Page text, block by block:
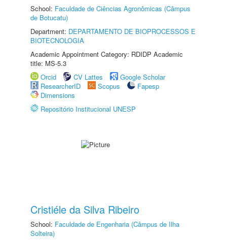
School: Faculdade de Ciências Agronômicas (Câmpus
de Botucatu)
Department: DEPARTAMENTO DE BIOPROCESSOS E
BIOTECNOLOGIA
Academic Appointment Category: RDIDP Academic
title: MS-5.3
Orcid
CV Lattes
Google Scholar
ResearcherID
Scopus
Fapesp
Dimensions
Repositório Institucional UNESP
Cristiéle da Silva Ribeiro
School: Faculdade de Engenharia (Câmpus de Ilha
Solteira)